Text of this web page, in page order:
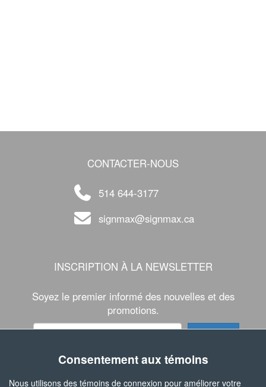
CONTACTER-NOUS
514 644-3177
signmax@signmax.ca
INSCRIPTION À LA NEWSLETTER
Soyez le premier informé des nouvelles et des
promotions.
SUIVEZ-NOUS
Consentement aux témoins
Nous utilisons des témoins de connexion pour améliorer votre